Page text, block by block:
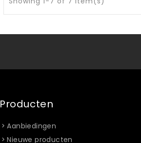
Producten
Aanbiedingen
Nieuwe producten